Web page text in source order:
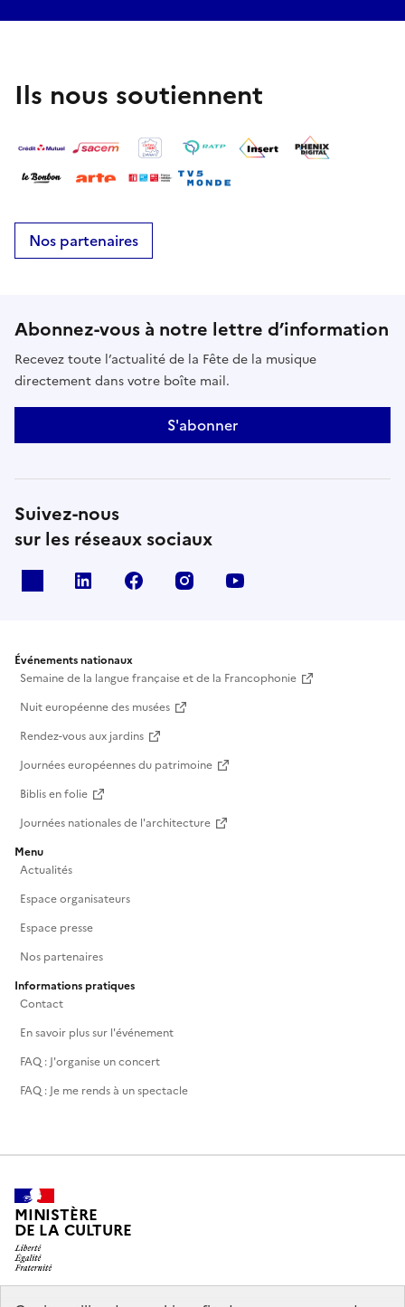
Ils nous soutiennent
Nos partenaires
Abonnez-vous à notre lettre d’information
Recevez toute l’actualité de la Fête de la musique
directement dans votre boîte mail.
S'abonner
Suivez-nous
sur les réseaux sociaux
Linkedin Facebook Instagram
Événements nationaux
Semaine de la langue française et de la Francophonie
Nuit européenne des musées
Rendez-vous aux jardins
Journées européennes du patrimoine
Biblis en folie
Journées nationales de l'architecture
Menu
Actualités
Espace organisateurs
Espace presse
Nos partenaires
Informations pratiques
Contact
En savoir plus sur l'événement
FAQ : J'organise un concert
FAQ : Je me rends à un spectacle
MINISTÈRE
DE LA CULTURE